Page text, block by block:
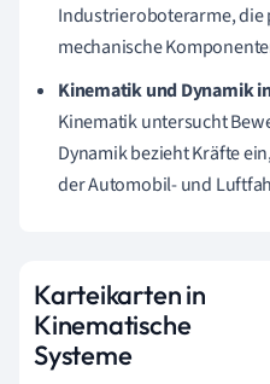
Industrieroboterarme, die
mechanische
Kinematik und Dynamik
Kinematik untersucht
Dynamik bezieht Kräfte
der Automobil- und
Karteikarten in
Kinematische
Systeme